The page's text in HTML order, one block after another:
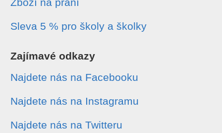
Sleva 5 % pro školy a školky
Zajímavé odkazy
Najdete nás na Facebooku
Najdete nás na Instagramu
Najdete nás na Twitteru